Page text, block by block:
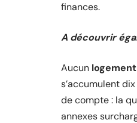
finances.
A découvrir
Aucun logement
s’accumulent
de compte : la
annexes